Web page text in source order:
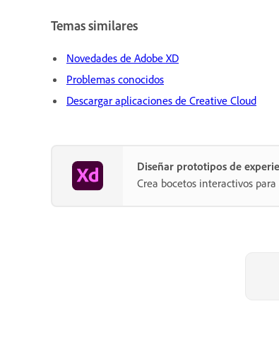
Temas similares
Novedades de Adobe XD
Problemas conocidos
Descargar aplicaciones de Creative Cloud
Diseñar prototipos de
Crea bocetos interactivos